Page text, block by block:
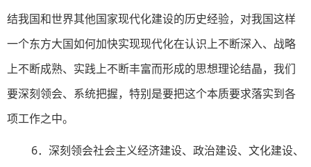
结我国和世界其他国家现代化建设的历史经验，对我国这样
一个东方大国如何加快实现现代化在认识上不断深入、战略
上不断成熟、实践上不断丰富而形成的思想理论结晶，我们
要深刻领会、系统把握，特别是要把这个本质要求落实到各
项工作之中。
6．深刻领会社会主义经济建设、政治建设、文化建设、